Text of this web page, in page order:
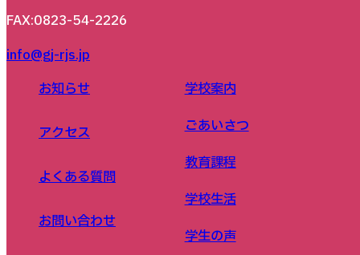
FAX:0823-54-2226
info@gj-rjs.jp
お知らせ
アクセス
よくある質問
お問い合わせ
学校案内
ごあいさつ
教育課程
学校生活
学生の声